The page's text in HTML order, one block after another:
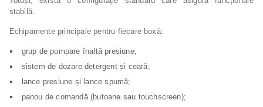
stabilă.
Echipamente principale pentru fiecare boxă:
grup de pompare înaltă presiune;
sistem de dozare detergent și ceară;
lance presiune și lance spumă;
panou de comandă (butoane sau touchscreen);